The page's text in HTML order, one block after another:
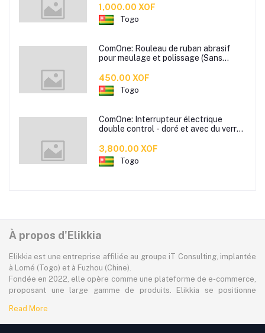
posé directement colle de sol sans
formaldéhyde - disponible en plusieurs
couleurs
1,000.00 XOF
Togo
ComOne: Rouleau de ruban abrasif
pour meulage et polissage (Sans
450.00 XOF
Togo
ComOne: Interrupteur électrique
double control - doré et avec du verre
double
3,800.00 XOF
Togo
À propos d'Elikkia
Elikkia est une entreprise affiliée au groupe iT Consulting, implantée
à Lomé (Togo) et à Fuzhou (Chine).
Fondée en 2022, elle opère comme une plateforme de e-commerce,
proposant une large gamme de produits. Elikkia se positionne
offrant à la fois la possibilité d'acheter localement et directement
depuis la Chine.
Read More